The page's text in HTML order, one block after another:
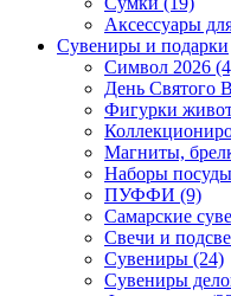
Аксессуары
Сувениры и подарки
Символ 2026
День Святого
Фигурки
Магниты,
Наборы
ПУФФИ (9)
Самарские
Свечи и
Сувениры (24)
Сувениры